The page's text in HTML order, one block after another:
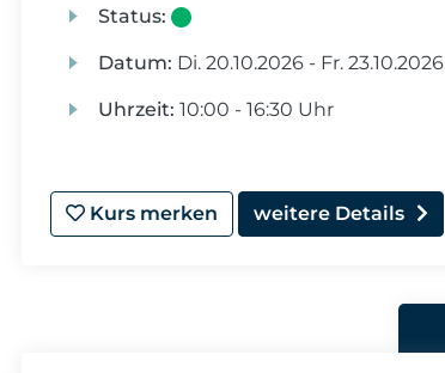
Status:
Datum: Di.20.10.2026 - Fr.23.10.2026
Uhrzeit: 10:00 - 16:30 Uhr
Kurs merken weitere Details